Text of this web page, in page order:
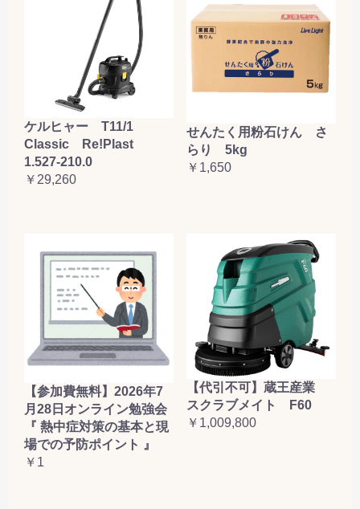
ケルヒャー T11/1
Classic Re!Plast
1.527-210.0
￥29,260
せんたく用粉石けん さ
らり 5kg
￥1,650
【参加費無料】2026年7
月28日オンライン勉強会
『 熱中症対策の基本と現
場での予防ポイント 』
￥1
【代引不可】蔵王産業
スクラブメイト F60
￥1,009,800